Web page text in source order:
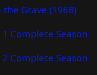
Grave (1968)
Complete Season
Complete Season